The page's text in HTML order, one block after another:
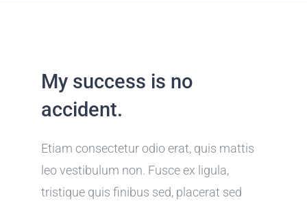
My success is no
accident.
Etiam consectetur odio erat, quis mattis
leo vestibulum non. Fusce ex ligula,
tristique quis finibus sed, placerat sed